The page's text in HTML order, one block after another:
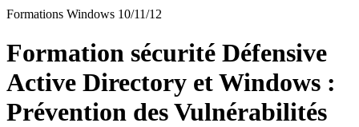
Formations Windows 10/11/12
Formation sécurité Défensive
Active Directory et Windows :
Prévention des Vulnérabilités